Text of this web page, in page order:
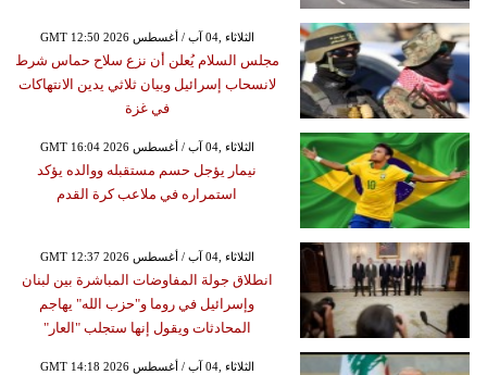
GMT 12:50 2026 الثلاثاء ,04 آب / أغسطس
مجلس السلام يُعلن أن نزع سلاح حماس شرط
لانسحاب إسرائيل وبيان ثلاثي يدين الانتهاكات
في غزة
GMT 16:04 2026 الثلاثاء ,04 آب / أغسطس
نيمار يؤجل حسم مستقبله ووالده يؤكد
استمراره في ملاعب كرة القدم
GMT 12:37 2026 الثلاثاء ,04 آب / أغسطس
انطلاق جولة المفاوضات المباشرة بين لبنان
وإسرائيل في روما و"حزب الله" يهاجم
المحادثات ويقول إنها ستجلب "العار"
GMT 14:18 2026 الثلاثاء ,04 آب / أغسطس